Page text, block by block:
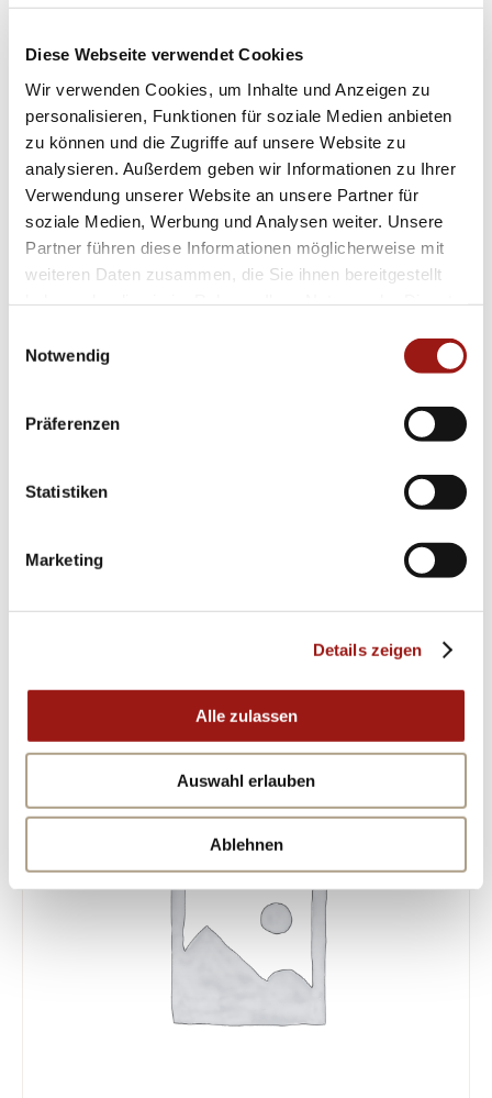
Diese Webseite verwendet Cookies
Wir verwenden Cookies, um Inhalte und Anzeigen zu
personalisieren, Funktionen für soziale Medien anbieten
zu können und die Zugriffe auf unsere Website zu
analysieren. Außerdem geben wir Informationen zu Ihrer
Verwendung unserer Website an unsere Partner für
soziale Medien, Werbung und Analysen weiter. Unsere
Partner führen diese Informationen möglicherweise mit
weiteren Daten zusammen, die Sie ihnen bereitgestellt
Notwendig
Präferenzen
Statistiken
Marketing
Details zeigen
Alle zulassen
Auswahl erlauben
Ablehnen
ermöglichen eine schnelle Erfassung der
Uhrzeit auf einen Blick.
**Perfekte Kombination von Funktionalität und
Ästhetik**
Dieses besondere Schmuckstück überzeugt
nicht nur durch technische Raffinesse sondern
auch durch seine ästhetische
Ausstrahlungskraft – ein ideales Geschenk
oder eine wertvolle Erweiterung Ihrer eigenen
Tradition und modernem Chic. Entscheiden Sie
sich heute für das Leo Wittwer Kreuz aus der
SEIKO Kollektion – eine Hommage an